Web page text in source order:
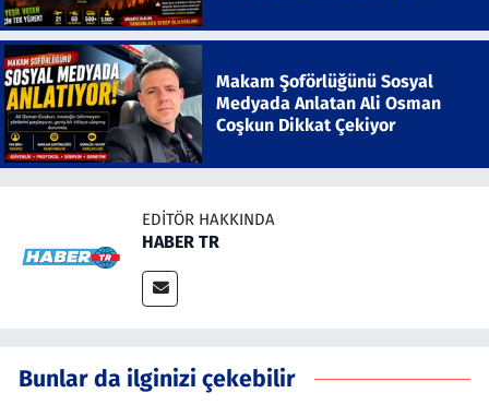
Makam Şoförlüğünü Sosyal
Medyada Anlatan Ali Osman
Coşkun Dikkat Çekiyor
EDITÖR HAKKINDA
HABER TR
Bunlar da ilginizi çekebilir